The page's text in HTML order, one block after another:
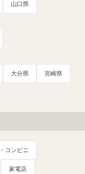
山口県
大分県 宮崎県
コンビニ
家電店